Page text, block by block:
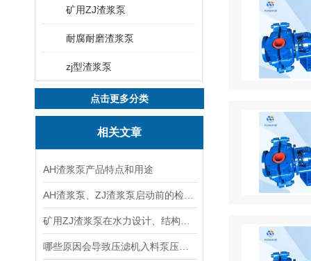
矿用ZJ渣浆泵
耐腐耐磨渣浆泵
zj型渣浆泵
点击更多分类
相关文章
AH渣浆泵产品特点和用途